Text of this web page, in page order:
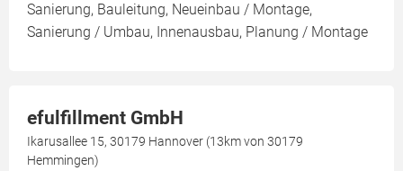
Sanierung, Bauleitung, Neueinbau / Montage,
Sanierung / Umbau, Innenausbau, Planung / Montage
efulfillment GmbH
Ikarusallee 15, 30179 Hannover (13km von 30179
Hemmingen)